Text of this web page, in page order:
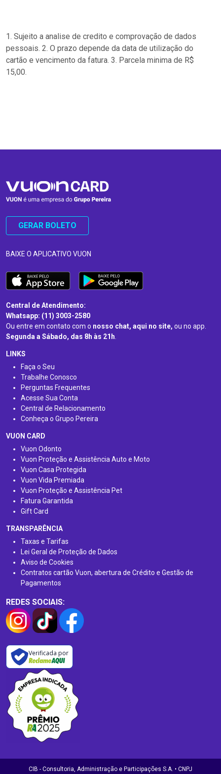
1. Sujeito a analise de credito e comprovação de dados
pessoais. 2. O prazo depende da data de utilização do
cartão e vencimento da fatura. 3. Parcela minima de R$
15,00.
GERAR BOLETO
BAIXE O APLICATIVO VUON
Central de Atendimento:
Whatsapp: (11) 3003-2580
Ou entre em contato com o nosso chat, aqui no site, ou no app.
Segunda a Sábado, das 8h às 21h.
LINKS
Faça o Seu
Trabalhe Conosco
Perguntas Frequentes
Acesse Sua Conta
Central de Relacionamento
Conheça o Grupo Pereira
VUON CARD
Vuon Odonto
Vuon Proteção e Assistência Auto e Moto
Vuon Casa Protegida
Vuon Vida Premiada
Vuon Proteção e Assistência Pet
Fatura Garantida
Gift Card
TRANSPARÊNCIA
Taxas e Tarifas
Lei Geral de Proteção de Dados
Aviso de Cookies
Contratos cartão Vuon, abertura de Crédito e Gestão de
Pagamentos
REDES SOCIAIS:
Verificada por
CIB - Consultoria, Administração e Participações S.A. • CNPJ